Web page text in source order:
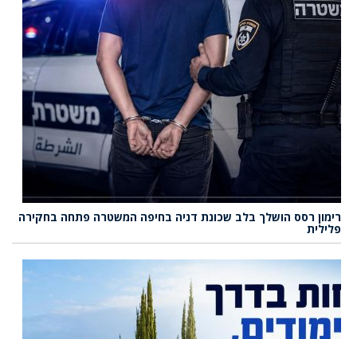
רימון רסס הושלך בלב שכונת דניה בחיפה המשטרה פתחה בחקירה
פלילית